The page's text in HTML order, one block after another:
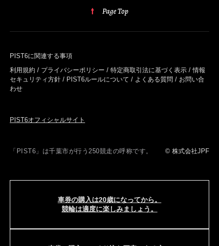
PIST6に関連する事項
利用規約 / プライバシーポリシー / 特定商取引法に基づく表示 /情報
セキュリティ方針 / PIST6ルールについて / よくある質問 / お問い合
わせ
PIST6オフィシャルサイト
「PIST6」は千葉市が行う250競走の呼称です。 © 株式会社JPF
車券の購入は20歳になってから。
競輪は適度に楽しみましょう。